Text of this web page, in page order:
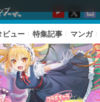
プ
ビュー 特集記事 マンガ